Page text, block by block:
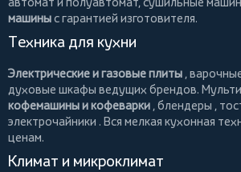
машиныс гарантией изготовителя.
Техника для кухни
Электрические и газовые плиты ,
духовые шкафы ведущих брендов.
кофемашины и кофеварки ,блендеры ,
электрочайники . Вся мелкая кухонная
ценам.
Климат и микроклимат